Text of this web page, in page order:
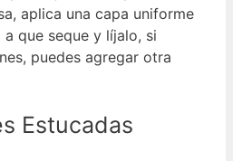
aplica una capa uniforme
que seque y líjalo, si
puedes agregar otra
Estucadas